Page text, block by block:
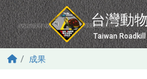
移至主內容
台灣動
Taiwan
成果